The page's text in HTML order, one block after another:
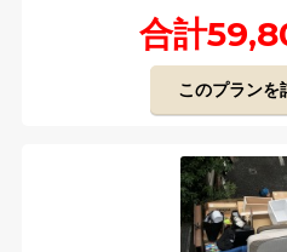
合計
このプランを